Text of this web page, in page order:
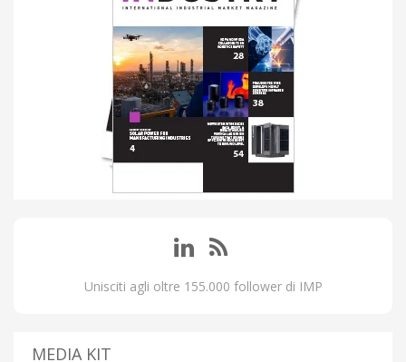
Unisciti agli oltre 155.000 follower di IMP
MEDIA KIT